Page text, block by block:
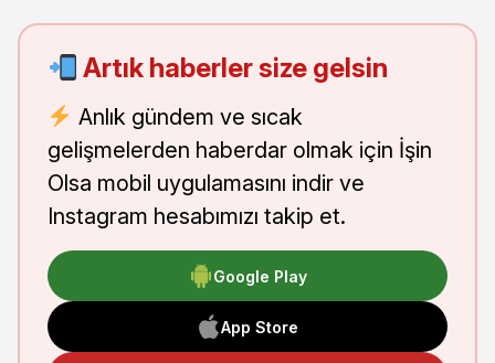
Artık haberler size gelsin
Anlık gündem ve sıcak
gelişmelerden haberdar olmak için İşin
Olsa mobil uygulamasını indir ve
Instagram hesabımızı takip et.
Google Play
App Store